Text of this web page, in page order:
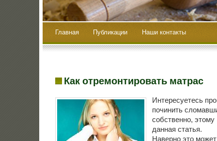
Главная Публикации Наши контакты
Как отремонтировать матрас
Интересуетесь
починить
собственно,
данная статья.
Наверно этο